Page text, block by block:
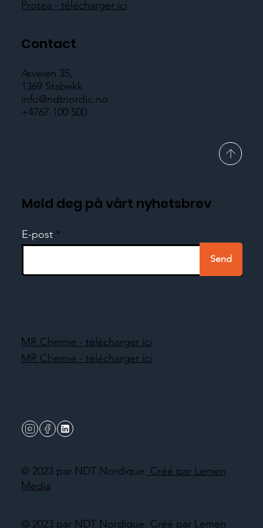
Protea - télécharger ici
Contact
Asveien 35,
1369 Stabekk
info@ndtnordic.no
+4767 100 500
© 2023 par NDT Nordique. Créé par Lemen
Meld deg på vårt nyhetsbrev
E-post
Send
© 2023 par NDT Nordique. Créé par Lemen
Media
MR Chemie - télécharger ici
MR Chemie - télécharger ici